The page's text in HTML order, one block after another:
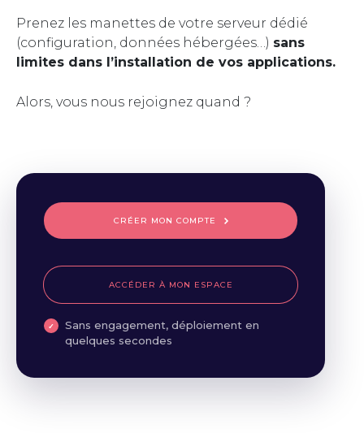
Prenez les manettes de votre serveur dédié
(configuration, données hébergées…) sans
limites dans l’installation de vos applications.
Alors, vous nous rejoignez quand ?
CRÉER MON COMPTE
ACCÉDER À MON ESPACE
Sans engagement, déploiement en
quelques secondes